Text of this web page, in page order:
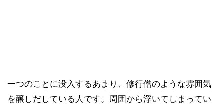
一つのことに没入するあまり、修行僧のような雰囲気
を醸しだしている人です。周囲から浮いてしまってい